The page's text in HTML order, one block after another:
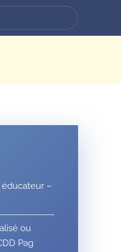
–
ou
Pag